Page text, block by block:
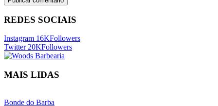
REDES SOCIAIS
Instagram 16KFollowers
Twitter 20KFollowers
MAIS LIDAS
Bonde do Barba